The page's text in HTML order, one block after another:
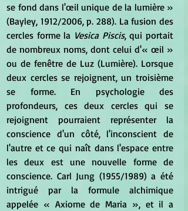
se fond dans l'œil unique de la lumière »
(Bayley, 1912/2006, p. 288). La fusion des
cercles forme la Vesica Piscis, qui portait
de nombreux noms, dont celui d'« œil »
ou de fenêtre de Luz (Lumière). Lorsque
deux cercles se rejoignent, un troisième
se forme. En psychologie des
profondeurs, ces deux cercles qui se
rejoignent pourraient représenter la
conscience d'un côté, l'inconscient de
l'autre et ce qui naît dans l'espace entre
les deux est une nouvelle forme de
conscience. Carl Jung (1955/1989) a été
intrigué par la formule alchimique
appelée « Axiome de Maria », et il a